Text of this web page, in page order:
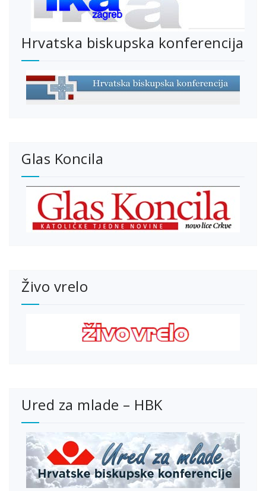
Hrvatska biskupska konferencija
Glas Koncila
Živo vrelo
Ured za mlade – HBK